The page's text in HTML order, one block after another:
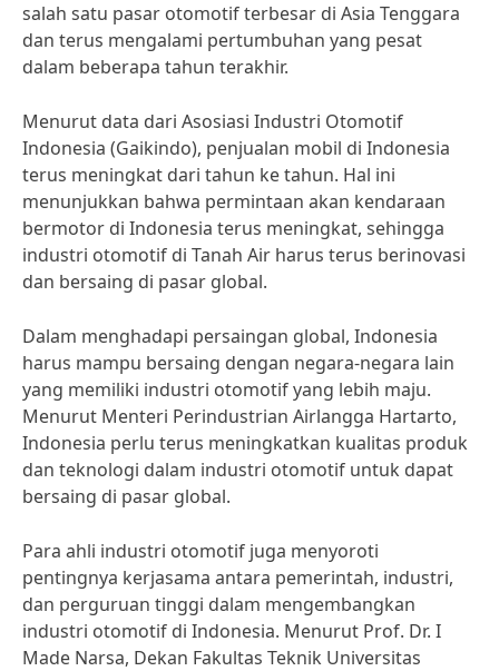
salah satu pasar otomotif terbesar di Asia Tenggara
dan terus mengalami pertumbuhan yang pesat
dalam beberapa tahun terakhir.
Menurut data dari Asosiasi Industri Otomotif
Indonesia (Gaikindo), penjualan mobil di Indonesia
terus meningkat dari tahun ke tahun. Hal ini
menunjukkan bahwa permintaan akan kendaraan
bermotor di Indonesia terus meningkat, sehingga
industri otomotif di Tanah Air harus terus berinovasi
dan bersaing di pasar global.
Dalam menghadapi persaingan global, Indonesia
harus mampu bersaing dengan negara-negara lain
yang memiliki industri otomotif yang lebih maju.
Menurut Menteri Perindustrian Airlangga Hartarto,
Indonesia perlu terus meningkatkan kualitas produk
dan teknologi dalam industri otomotif untuk dapat
bersaing di pasar global.
Para ahli industri otomotif juga menyoroti
pentingnya kerjasama antara pemerintah, industri,
dan perguruan tinggi dalam mengembangkan
industri otomotif di Indonesia. Menurut Prof. Dr. I
Made Narsa, Dekan Fakultas Teknik Universitas